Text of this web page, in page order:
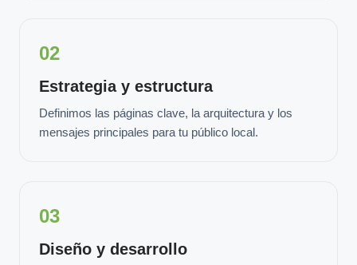
02
Estrategia y estructura
Definimos las páginas clave, la arquitectura y los
mensajes principales para tu público local.
03
Diseño y desarrollo